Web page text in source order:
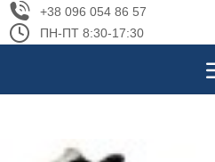
+38 096 054 86 57
ПН-ПТ 8:30-17:30